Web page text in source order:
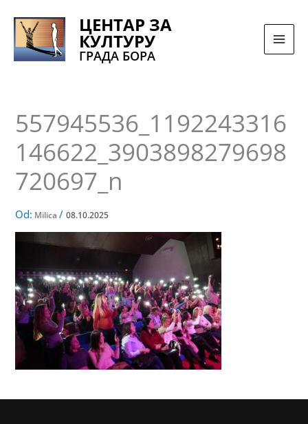
sadržaj
ЦЕНТАР ЗА
КУЛТУРУ
ГРАДА БОРА
557945536_1192243316
146622_3903898279698
720697_n
Od: Milica/08.10.2025